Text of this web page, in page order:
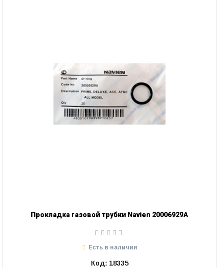
Прокладка газовой трубки Navien 20006929A
Есть в наличии
Код: 18335